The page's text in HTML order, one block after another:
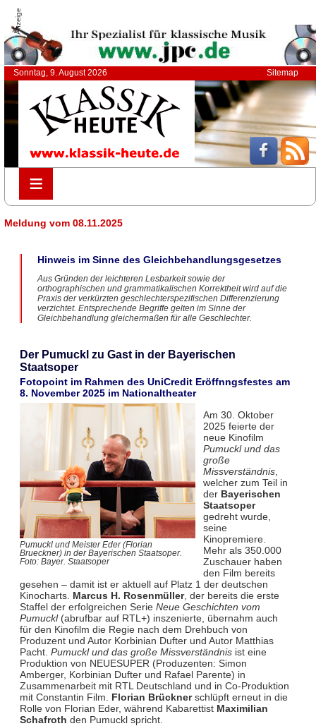
Anzeige
Sonntag, 9. August 2026 Sitemap
≡
≡
Meldung vom 08.11.2025
Hinweis im Sinne des Gleichbehandlungsgesetzes
Aus Gründen der leichteren Lesbarkeit sowie der
orthographischen und grammatikalischen Korrektheit wird auf die
Praxis der verkürzten geschlechterspezifischen Differenzierung
verzichtet. Entsprechende Begriffe gelten im Sinne der
Gleichbehandlung gleichermaßen für alle Geschlechter.
Der Pumuckl zu Gast in der Bayerischen
Staatsoper
Fotopoint im Rahmen des UniCredit Eröffnngsfestes am
8. November 2025 im Nationaltheater
Pumuckl und Meister Eder (Florian
Brueckner) in der Bayerischen Staatsoper.
Foto: Bayer. Staatsoper
Am 30. Oktober
2025 feierte der
neue Kinofilm
Pumuckl und das
große
Missverständnis,
welcher zum Teil in
der Bayerischen
Staatsoper
gedreht wurde,
seine
Kinopremiere.
Mehr als 350.000
Zuschauer haben
den Film bereits
gesehen – damit ist er aktuell auf Platz 1 der deutschen
Kinocharts. Marcus H. Rosenmüller, der bereits die erste
Staffel der erfolgreichen Serie Neue Geschichten vom
Pumuckl(abrufbar auf RTL+) inszenierte, übernahm auch
für den Kinofilm die Regie nach dem Drehbuch von
Produzent und Autor Korbinian Dufter und Autor Matthias
Pacht. Pumuckl und das große Missverständnisist eine
Produktion von NEUESUPER (Produzenten: Simon
Amberger, Korbinian Dufter und Rafael Parente) in
Zusammenarbeit mit RTL Deutschland und in Co-Produktion
mit Constantin Film. Florian Brücknerschlüpft erneut in die
Rolle von Florian Eder, während Kabarettist Maximilian
Schafroth den Pumuckl spricht.